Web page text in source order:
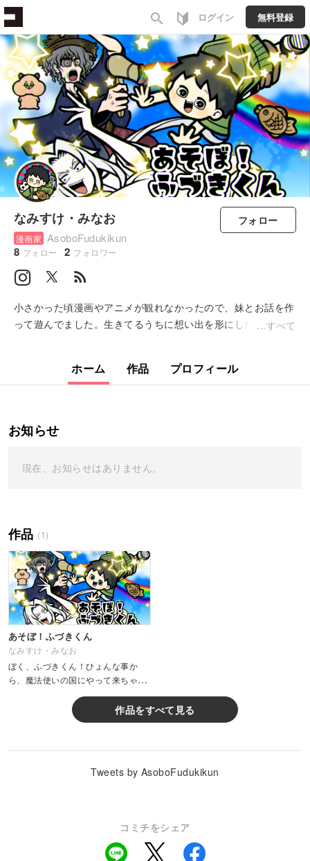
search ログイン 無料登録
なみすけ・みなお
漫画家 AsoboFudukikun
8 フォロー 2 フォロワー
フォロー
rss_feed
小さかった頃漫画やアニメが観れなかったので、妹とお話を作
って遊んでました。生きてるうちに想い出を形にしたいと考
すべて
ホーム 作品 プロフィール
お知らせ
現在、お知らせはありません。
作品 (1)
あそぼ！ふづきくん
なみすけ・みなお
ぼく、ふづきくん！ひょんな事か
ら、魔法使いの国にやって来ちゃっ
に、みんなと遊ぶぞ★今日も明日も作品をすべて見る
Tweets by AsoboFudukikun
コミチをシェア